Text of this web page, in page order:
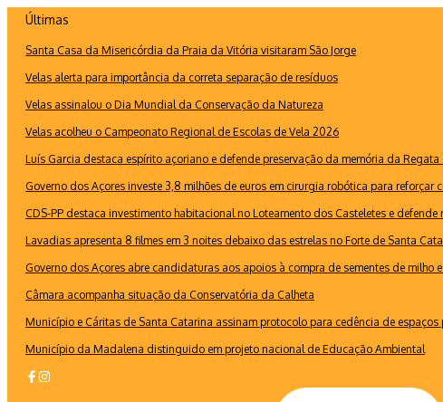
conteúdo
Últimas
Santa Casa da Misericórdia da Praia da Vitória visitaram São Jorge
Velas alerta para importância da correta separação de resíduos
Velas assinalou o Dia Mundial da Conservação da Natureza
Velas acolheu o Campeonato Regional de Escolas de Vela 2026
Luís Garcia destaca espírito açoriano e defende preservação da memória da
Governo dos Açores investe 3,8 milhões de euros em cirurgia robótica para reforçar
CDS-PP destaca investimento habitacional no Loteamento dos Casteletes e defende
Lavadias apresenta 8 filmes em 3 noites debaixo das estrelas no Forte de Santa
Governo dos Açores abre candidaturas aos apoios à compra de sementes de milho
Câmara acompanha situação da Conservatória da Calheta
Município e Cáritas de Santa Catarina assinam protocolo para cedência de espaços
Município da Madalena distinguido em projeto nacional de Educação Ambiental